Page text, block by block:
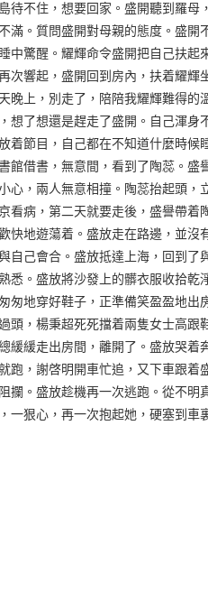
不住，想要回家。盛開聽到羅母
滿。質問盛開對母親的態度。盛開
中驚醒。耀輝命令盛開把自己扶起
次響起，盛開回到房內，扶着耀輝
晚上，別走了，陪陪我耀輝難得的
想了想還是趕走了盛開。自己渾身
着節目，自己都在不知道什麼時候
館借書，無意間，看到了陶蕊。盛
心，兩人無意相撞。陶蕊抬起頭，
看病，第二天就要走後，盛譽帶着
快地遊蕩着。盛放走在路邊，並沒
己會合。盛放抵達上海，回到了
悉。盛放將沙發上的髒衣服收拾乾
匆地穿好鞋子，正準備笑盈盈地出
頭，楊秉超死死擋着兩隻女士高跟
緩緩走出房間，離開了。盛放哭着
跑，謝啓明開車忙追，又下車跟着
。盛放趁機再一次逃跑。從不明
一狠心，再一次抱起她，硬塞到車